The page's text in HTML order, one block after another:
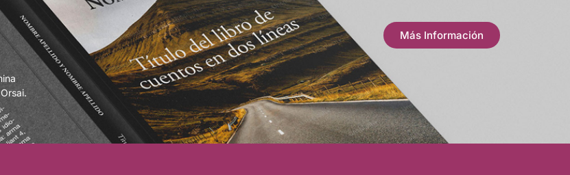
Más Información